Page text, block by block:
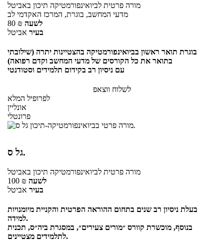
מורה פרטית לביואינפורמטיקה תיכון באביטל
מדעי המחשב, בוגרת, המרכז האקדמי לב
80 ₪ לשעה
בעיר אביטל
בוגרת תואר ראשון בביואינפורמטיקה בהצטיינות יתרה (שילובתי
בתואר את כל הקורסים של מדעי המחשב וקדם רפואה)
עם ניסיון רב בקידום תלמידים וסטודנטי
לשלוח ווצאפ
לפרופיל המלא
אונליין
פרונטלי
גל ס.
מורה פרטית לביואינפורמטיקה תיכון באביטל
100 ₪ לשעה
בעיר אביטל
בעלת ניסיון רב שנים בתחום ההוראה הפרטית והקניית מיומנויות
למידה.
בנוסף, מוכשרת קוורס ״מורים צעירים״, במסגרת ביה״ס, תכנית
לתלמידים מצטיינים.